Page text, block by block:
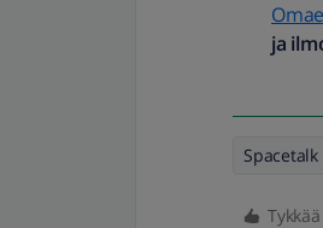
ja
Spacetalk
Tykkää